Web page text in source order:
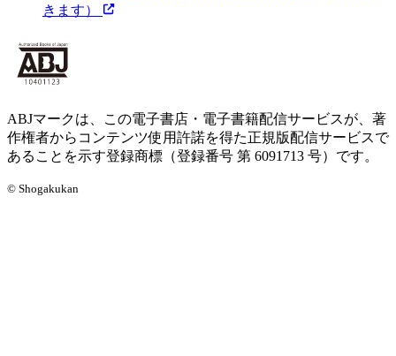
きます）
ABJマークは、この電子書店・電子書籍配信サービスが、著
作権者からコンテンツ使用許諾を得た正規版配信サービスで
あることを示す登録商標（登録番号 第 6091713 号）です。
© Shogakukan